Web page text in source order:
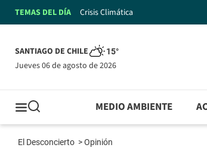
TEMAS DEL DÍA Crisis Climática
SANTIAGO DE CHILE 15°
jueves 06 de agosto de 2026
MEDIO AMBIENTE
El Desconcierto >Opinión